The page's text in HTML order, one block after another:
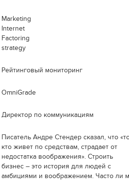
Marketing
Internet
Factoring
strategy
Рейтинговый мониторинг
OmniGrade
Директор по коммуникациям
Писатель Андре Стендер сказал, что
кто живет по средствам, страдает от
недостатка воображения». Строить
бизнес – это история для людей с
амбициями и воображением. Часто ли